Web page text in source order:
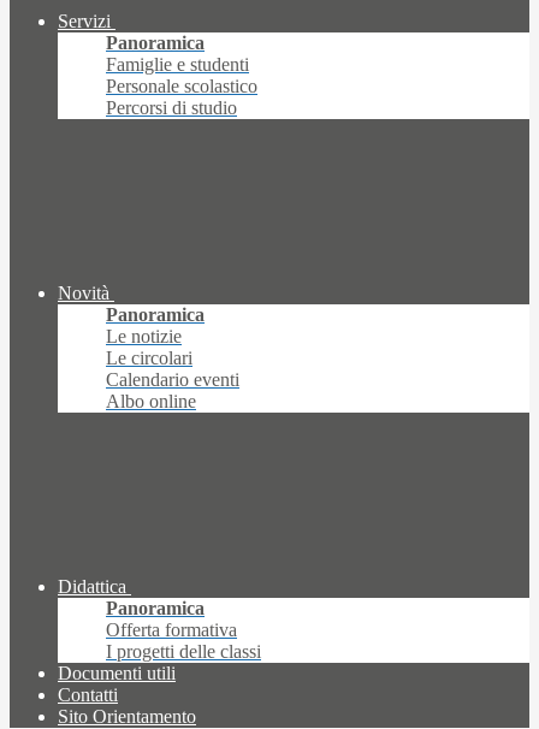
Servizi
Panoramica
Famiglie e studenti
Personale scolastico
Percorsi di studio
Novità
Panoramica
Le notizie
Le circolari
Calendario eventi
Albo online
Didattica
Panoramica
Offerta formativa
I progetti delle classi
Documenti utili
Contatti
Sito Orientamento